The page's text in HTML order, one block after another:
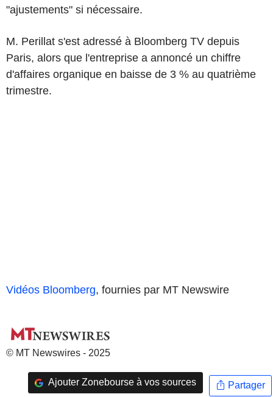
"ajustements" si nécessaire.
M. Perillat s'est adressé à Bloomberg TV depuis
Paris, alors que l'entreprise a annoncé un chiffre
d'affaires organique en baisse de 3 % au quatrième
trimestre.
Vidéos Bloomberg, fournies par MT Newswire
© MT Newswires - 2025
Ajouter Zonebourse à vos sources Partager